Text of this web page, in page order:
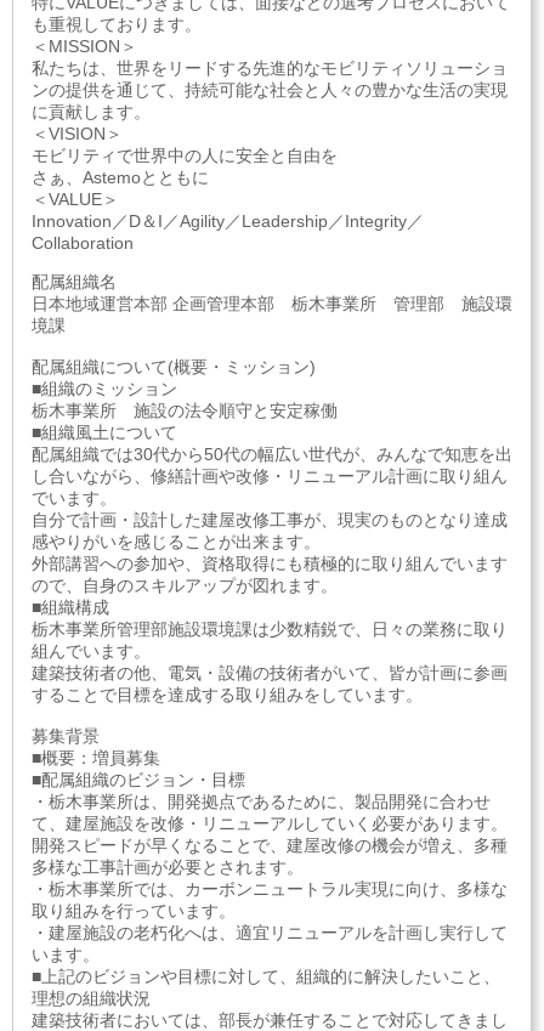
も重視しております。
＜MISSION＞
私たちは、世界をリードする先進的なモビリティソリューショ
ンの提供を通じて、持続可能な社会と人々の豊かな生活の実現
に貢献します。
＜VISION＞
モビリティで世界中の人に安全と自由を
さぁ、Astemoとともに
＜VALUE＞
Innovation／D＆I／Agility／Leadership／Integrity／
Collaboration
配属組織名
日本地域運営本部 企画管理本部 栃木事業所 管理部 施設環
境課
配属組織について(概要・ミッション)
■組織のミッション
栃木事業所 施設の法令順守と安定稼働
■組織風土について
配属組織では30代から50代の幅広い世代が、みんなで知恵を出
し合いながら、修繕計画や改修・リニューアル計画に取り組ん
でいます。
自分で計画・設計した建屋改修工事が、現実のものとなり達成
感やりがいを感じることが出来ます。
外部講習への参加や、資格取得にも積極的に取り組んでいます
ので、自身のスキルアップが図れます。
■組織構成
栃木事業所管理部施設環境課は少数精鋭で、日々の業務に取り
組んでいます。
建築技術者の他、電気・設備の技術者がいて、皆が計画に参画
することで目標を達成する取り組みをしています。
募集背景
■概要：増員募集
■配属組織のビジョン・目標
・栃木事業所は、開発拠点であるために、製品開発に合わせ
て、建屋施設を改修・リニューアルしていく必要があります。
開発スピードが早くなることで、建屋改修の機会が増え、多種
多様な工事計画が必要とされます。
・栃木事業所では、カーボンニュートラル実現に向け、多様な
取り組みを行っています。
・建屋施設の老朽化へは、適宜リニューアルを計画し実行して
います。
■上記のビジョンや目標に対して、組織的に解決したいこと、
理想の組織状況
建築技術者においては、部長が兼任することで対応してきまし